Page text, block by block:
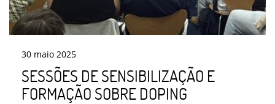
30 maio 2025
SESSÕES DE SENSIBILIZAÇÃO E
FORMAÇÃO SOBRE DOPING